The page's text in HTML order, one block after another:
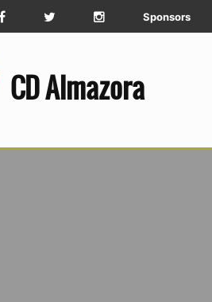
Sponsors
CD Almazora